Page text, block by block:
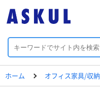
ホーム オフィス家具/収納